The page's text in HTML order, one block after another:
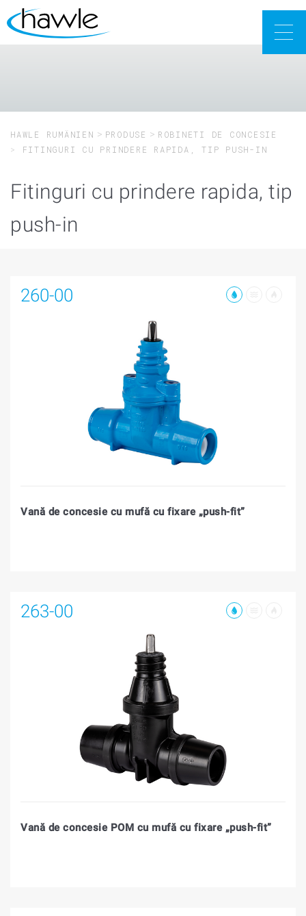
HAWLE RUMÄNIEN PRODUSE
ROBINETI DE CONCESIE
FITINGURI CU PRINDERE RAPIDA, TIP PUSH-IN
Fitinguri cu prindere rapida, tip
push-in
260-00
Vană de concesie cu mufă cu fixare „push-fit”
263-00
Vană de concesie POM cu mufă cu fixare „push-fit”